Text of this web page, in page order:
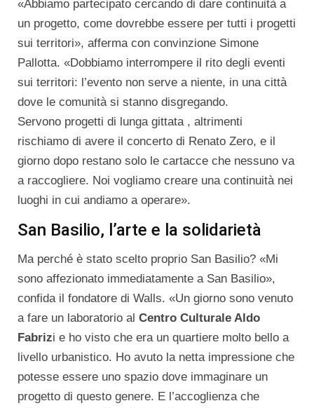
«Abbiamo partecipato cercando di dare continuità a
un progetto, come dovrebbe essere per tutti i progetti
sui territori», afferma con convinzione Simone
Pallotta. «Dobbiamo interrompere il rito degli eventi
sui territori: l’evento non serve a niente, in una città
dove le comunità si stanno disgregando.
Servono progetti di lunga gittata , altrimenti
rischiamo di avere il concerto di Renato Zero, e il
giorno dopo restano solo le cartacce che nessuno va
a raccogliere. Noi vogliamo creare una continuità nei
luoghi in cui andiamo a operare».
San Basilio, l’arte e la solidarietà
Ma perché è stato scelto proprio San Basilio? «Mi
sono affezionato immediatamente a San Basilio»,
confida il fondatore di Walls. «Un giorno sono venuto
a fare un laboratorio al Centro Culturale Aldo
Fabrizi e ho visto che era un quartiere molto bello a
livello urbanistico. Ho avuto la netta impressione che
potesse essere uno spazio dove immaginare un
progetto di questo genere. E l’accoglienza che